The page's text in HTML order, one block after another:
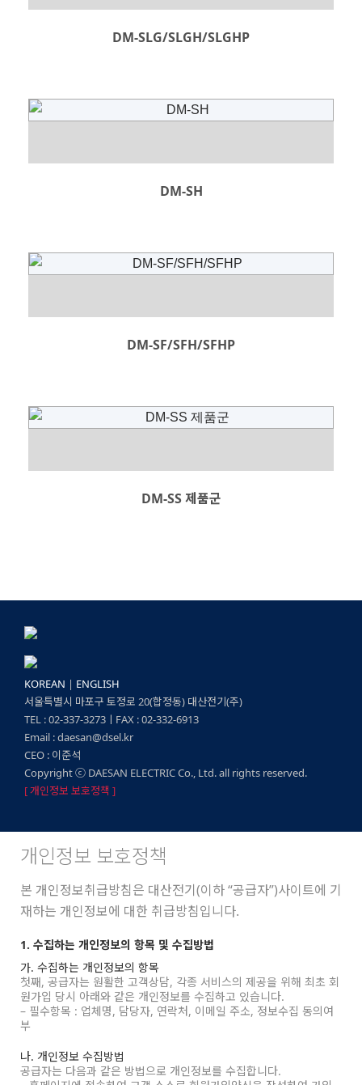
DM-SLG/SLGH/SLGHP
DM-SH
DM-SF/SFH/SFHP
DM-SS 제품군
B4-소형 레벨 스위치(SUS형)
DM-SLG/SLGH/SLGHP
KOREAN | ENGLISH
서울특별시 마포구 토정로 20(합정동) 대산전기(주)
TEL : 02-337-3273ㅣFAX : 02-332-6913
Email : daesan@dsel.kr
CEO : 이준석
Copyright ⓒ DAESAN ELECTRIC Co., Ltd. all rights reserved.
[ 개인정보 보호정책 ]
개인정보 보호정책
본 개인정보취급방침은 대산전기(이하 “공급자”)사이트에 기
재하는 개인정보에 대한 취급방침입니다.
1. 수집하는 개인정보의 항목 및 수집방법
가. 수집하는 개인정보의 항목
첫째, 공급자는 원활한 고객상담, 각종 서비스의 제공을 위해 최초 회
원가입 당시 아래와 같은 개인정보를 수집하고 있습니다.
– 필수항목 : 업체명, 담당자, 연락처, 이메일 주소, 정보수집 동의여
부
나. 개인정보 수집방법
공급자는 다음과 같은 방법으로 개인정보를 수집합니다.